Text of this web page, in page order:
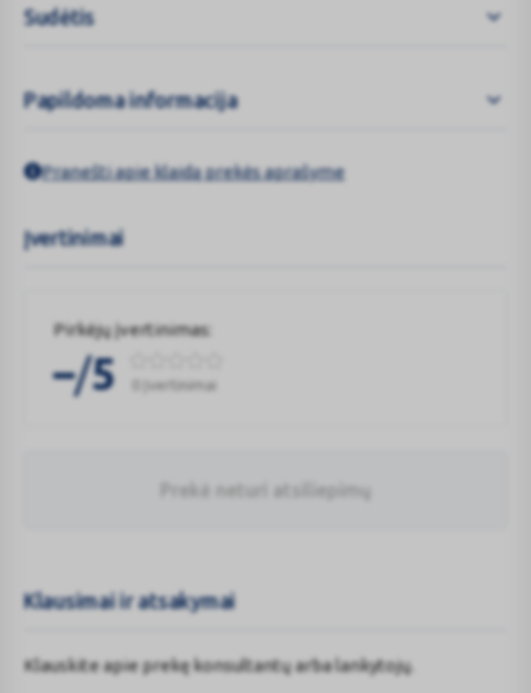
Sudėtis
Papildoma informacija
Pranešti apie klaidą prekės aprašyme
Įvertinimai
Pirkėjų įvertinimas:
–/5 0 Įvertinimai
Prekė neturi atsiliepimų
Klausimai ir atsakymai
Klauskite apie prekę konsultantų arba lankytojų.